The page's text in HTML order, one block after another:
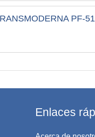
PF-
Enlaces